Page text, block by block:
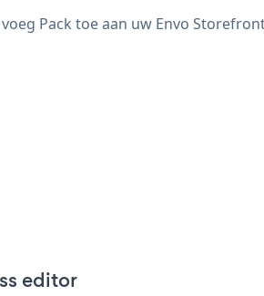
Pack toe aan uw Envo
editor